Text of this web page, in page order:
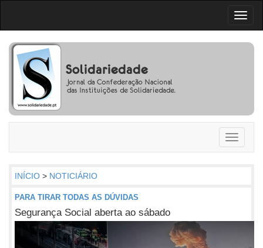
Toggle
INÍCIO > NOTICIÁRIO
PARA TIRAR TODAS AS DÚVIDAS
Segurança Social aberta ao sábado